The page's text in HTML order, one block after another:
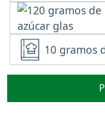
10 gramos